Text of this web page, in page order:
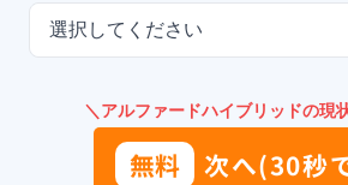
選択してください
＼アルファードハイブリッドの現
無料 次へ(30秒